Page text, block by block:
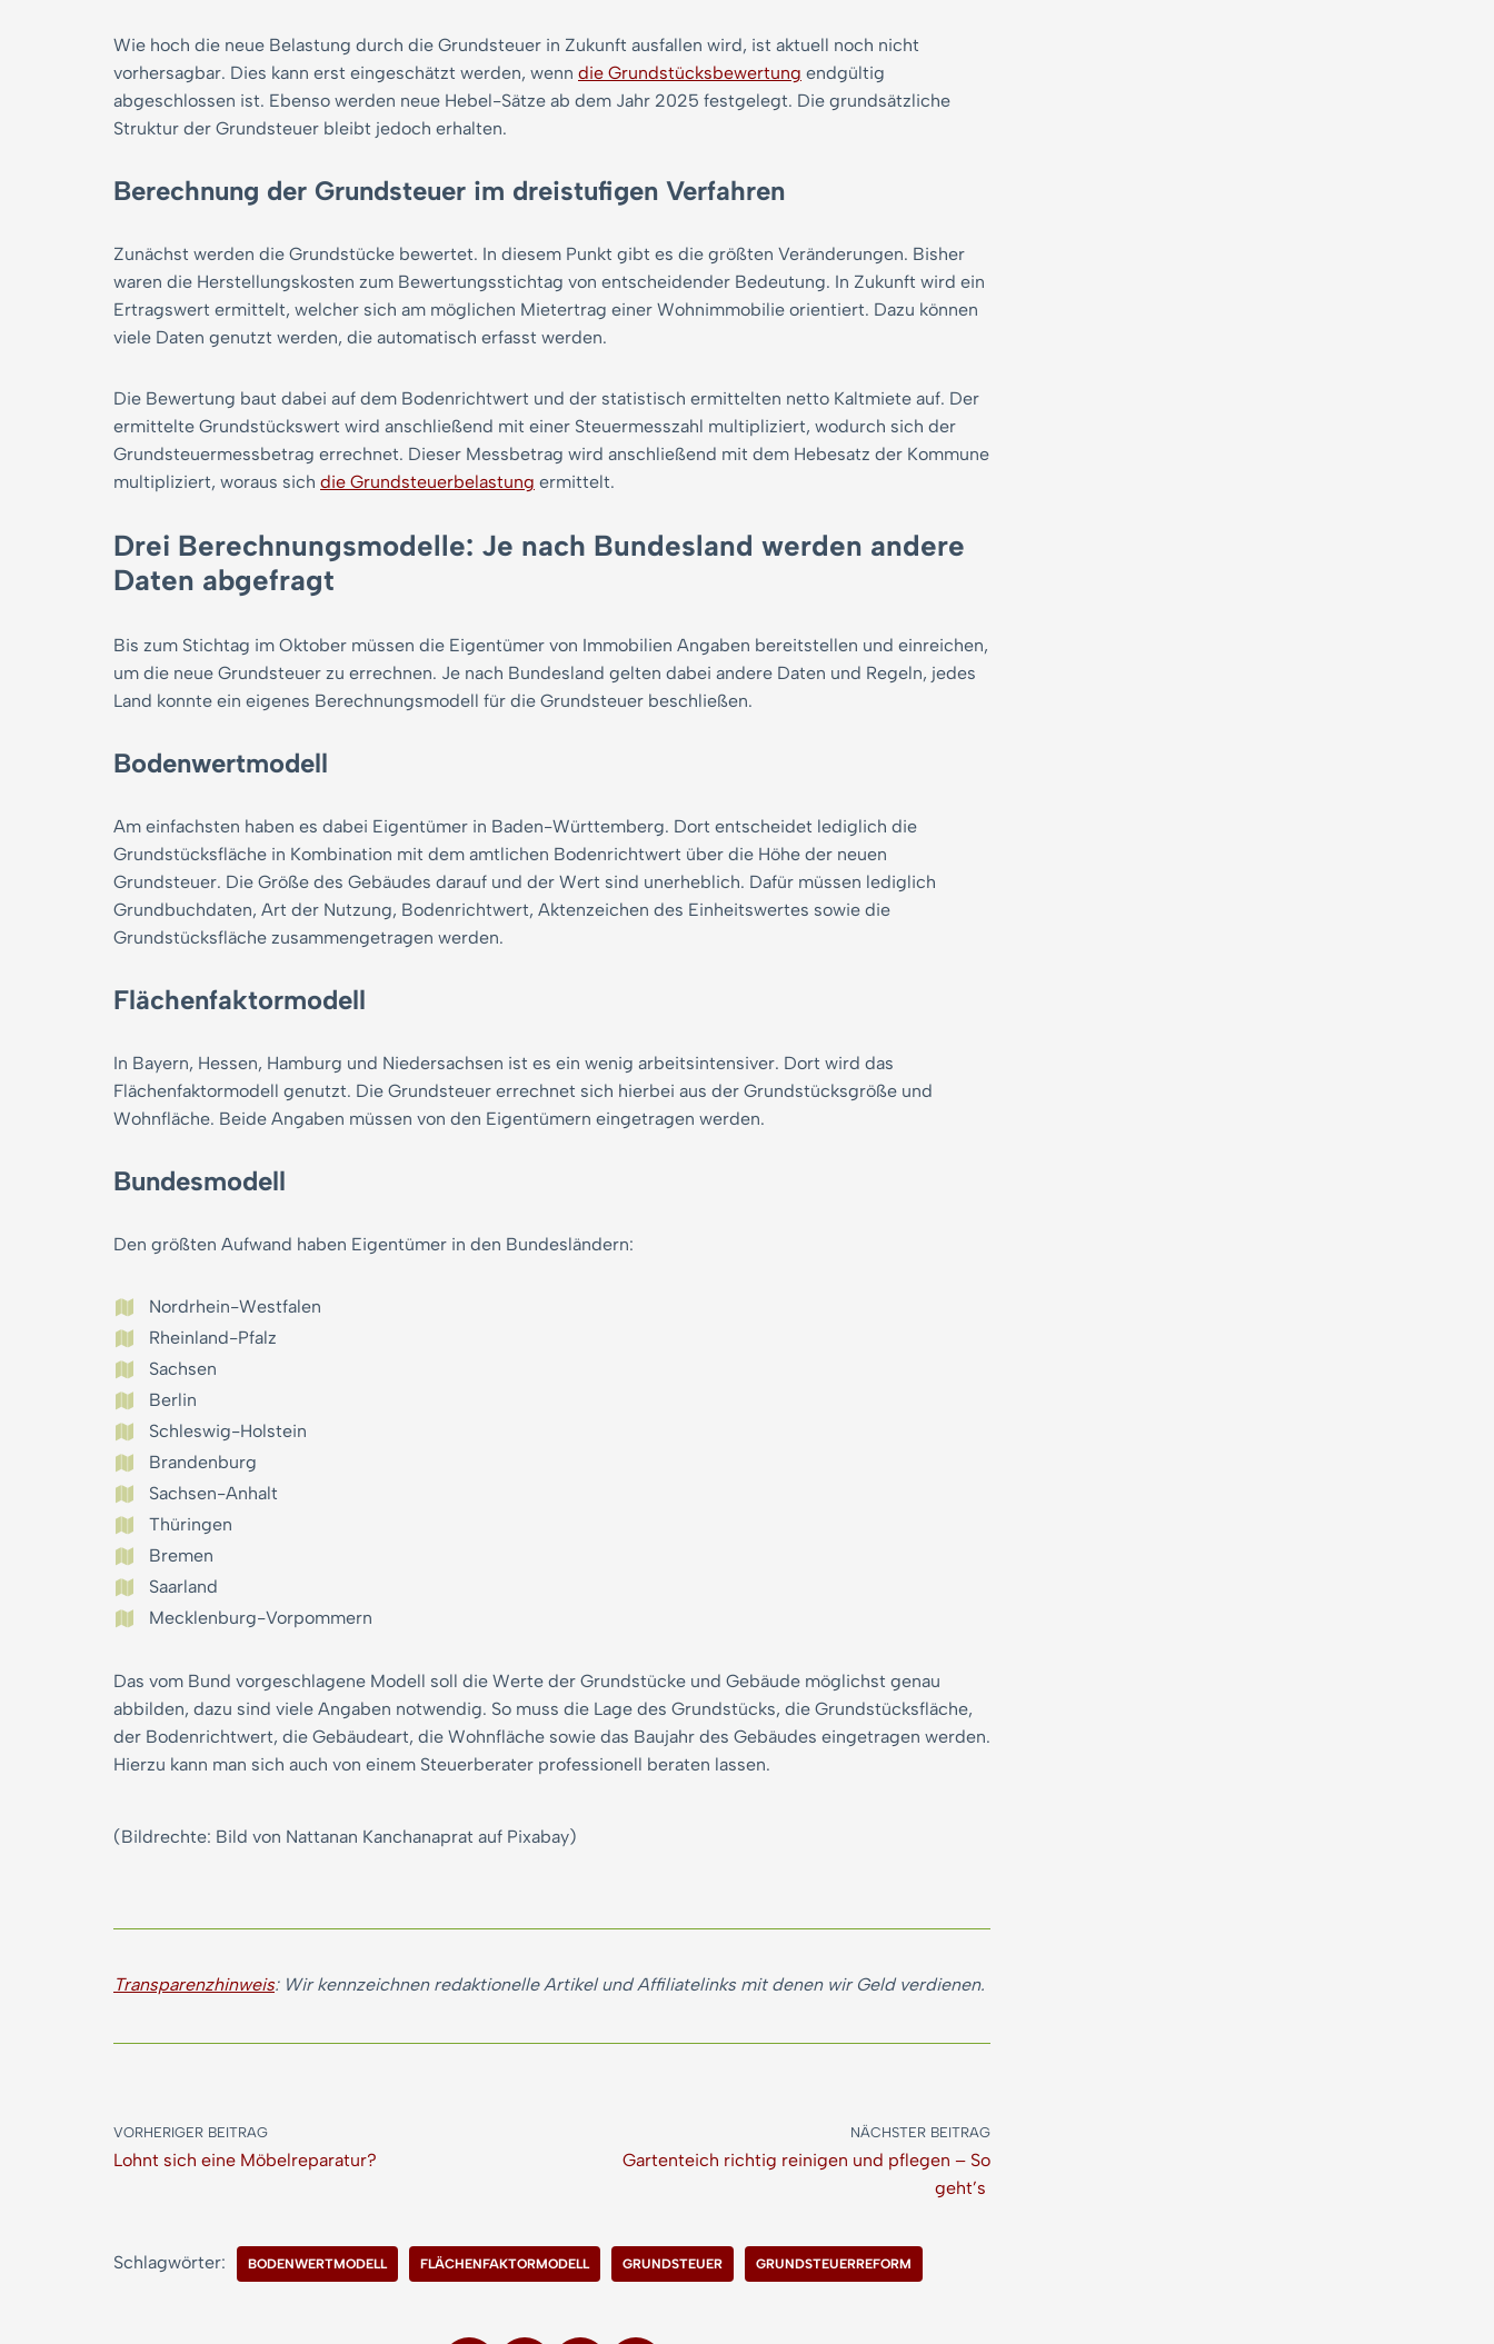
Wie hoch die neue Belastung durch die Grundsteuer in Zukunft ausfallen wird, ist aktuell noch nicht
vorhersagbar. Dies kann erst eingeschätzt werden, wenn die Grundstücksbewertung endgültig
abgeschlossen ist. Ebenso werden neue Hebel-Sätze ab dem Jahr 2025 festgelegt. Die grundsätzliche
Struktur der Grundsteuer bleibt jedoch erhalten.
Berechnung der Grundsteuer im dreistufigen Verfahren
Zunächst werden die Grundstücke bewertet. In diesem Punkt gibt es die größten Veränderungen. Bisher
waren die Herstellungskosten zum Bewertungsstichtag von entscheidender Bedeutung. In Zukunft wird ein
Ertragswert ermittelt, welcher sich am möglichen Mietertrag einer Wohnimmobilie orientiert. Dazu können
viele Daten genutzt werden, die automatisch erfasst werden.
Die Bewertung baut dabei auf dem Bodenrichtwert und der statistisch ermittelten netto Kaltmiete auf. Der
ermittelte Grundstückswert wird anschließend mit einer Steuermesszahl multipliziert, wodurch sich der
Grundsteuermessbetrag errechnet. Dieser Messbetrag wird anschließend mit dem Hebesatz der Kommune
multipliziert, woraus sich die Grundsteuerbelastung ermittelt.
Drei Berechnungsmodelle: Je nach Bundesland werden andere
Daten abgefragt
Bis zum Stichtag im Oktober müssen die Eigentümer von Immobilien Angaben bereitstellen und einreichen,
um die neue Grundsteuer zu errechnen. Je nach Bundesland gelten dabei andere Daten und Regeln, jedes
Land konnte ein eigenes Berechnungsmodell für die Grundsteuer beschließen.
Bodenwertmodell
Am einfachsten haben es dabei Eigentümer in Baden-Württemberg. Dort entscheidet lediglich die
Grundstücksfläche in Kombination mit dem amtlichen Bodenrichtwert über die Höhe der neuen
Grundsteuer. Die Größe des Gebäudes darauf und der Wert sind unerheblich. Dafür müssen lediglich
Grundbuchdaten, Art der Nutzung, Bodenrichtwert, Aktenzeichen des Einheitswertes sowie die
Grundstücksfläche zusammengetragen werden.
Flächenfaktormodell
In Bayern, Hessen, Hamburg und Niedersachsen ist es ein wenig arbeitsintensiver. Dort wird das
Flächenfaktormodell genutzt. Die Grundsteuer errechnet sich hierbei aus der Grundstücksgröße und
Wohnfläche. Beide Angaben müssen von den Eigentümern eingetragen werden.
Bundesmodell
Den größten Aufwand haben Eigentümer in den Bundesländern:
Nordrhein-Westfalen
Rheinland-Pfalz
Sachsen
Berlin
Schleswig-Holstein
Brandenburg
Sachsen-Anhalt
Thüringen
Bremen
Saarland
Mecklenburg-Vorpommern
Das vom Bund vorgeschlagene Modell soll die Werte der Grundstücke und Gebäude möglichst genau
abbilden, dazu sind viele Angaben notwendig. So muss die Lage des Grundstücks, die Grundstücksfläche,
der Bodenrichtwert, die Gebäudeart, die Wohnfläche sowie das Baujahr des Gebäudes eingetragen werden.
Hierzu kann man sich auch von einem Steuerberater professionell beraten lassen.
(Bildrechte: Bild von Nattanan Kanchanaprat auf Pixabay)
Transparenzhinweis: Wir kennzeichnen redaktionelle Artikel und Affiliatelinks mit denen wir Geld verdienen.
VORHERIGER BEITRAG
Lohnt sich eine Möbelreparatur?
NÄCHSTER BEITRAG
Gartenteich richtig reinigen und pflegen – So
geht’s
Schlagwörter: BODENWERTMODELL FLÄCHENFAKTORMODELL GRUNDSTEUER GRUNDSTEUERREFORM